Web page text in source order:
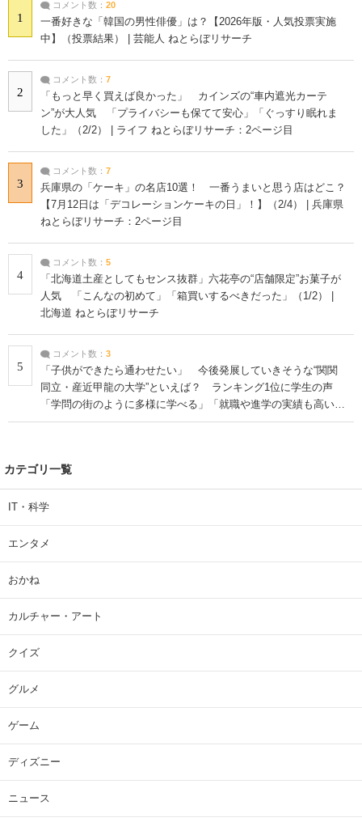
1
コメント数： 20
一番好きな「韓国の男性俳優」は？【2026年版・人気投票実施
中】（投票結果） | 芸能人 ねとらぼリサーチ
2
コメント数： 7
「もっと早く買えば良かった」 カインズの“車内遮光カーテ
ン”が大人気 「プライバシーも保てて安心」「ぐっすり眠れま
した」（2/2） | ライフ ねとらぼリサーチ：2ページ目
3
コメント数： 7
兵庫県の「ケーキ」の名店10選！ 一番うまいと思う店はどこ？
【7月12日は「デコレーションケーキの日」！】（2/4） | 兵庫県
ねとらぼリサーチ：2ページ目
4
コメント数： 5
「北海道土産としてもセンス抜群」六花亭の“店舗限定”お菓子が
人気 「こんなの初めて」「箱買いするべきだった」（1/2） |
北海道 ねとらぼリサーチ
5
コメント数： 3
「子供ができたら通わせたい」 今後発展していきそうな“関関
同立・産近甲龍の大学”といえば？ ランキング1位に学生の声
「学問の街のように多様に学べる」「就職や進学の実績も高い」
| 大学 ねとらぼリサーチ
カテゴリ一覧
IT・科学
エンタメ
おかね
カルチャー・アート
クイズ
グルメ
ゲーム
ディズニー
ニュース